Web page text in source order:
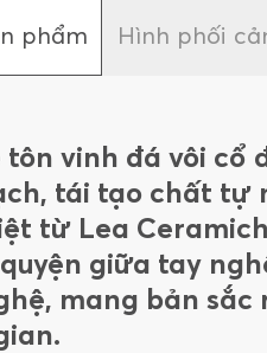
phẩm Hình phối
tôn vinh đá vôi cổ
tái tạo chất tự
từ Lea
giữa tay
mang bản sắc